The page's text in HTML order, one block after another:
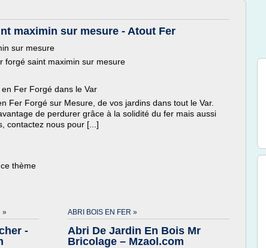
maximin sur mesure - Atout Fer
sur mesure
forgé saint maximin sur mesure
Fer Forgé dans le Var
Fer Forgé sur Mesure, de vos jardins dans tout le Var.
de perdurer grâce à la solidité du fer mais aussi
contactez nous pour [...]
thème
»
-
ABRI BOIS EN FER »
Abri De Jardin En Bois Mr
Bricolage – Mzaol.com